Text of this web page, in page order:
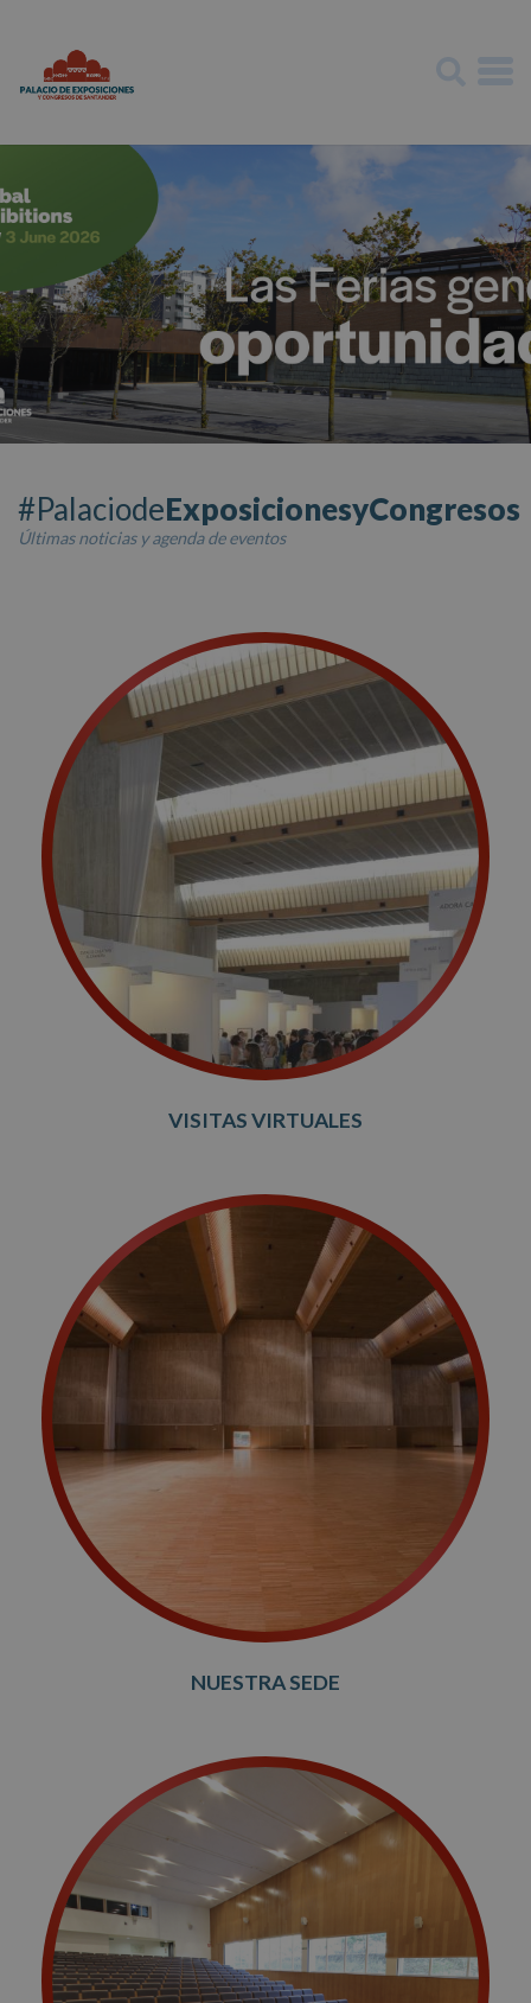
#PalaciodeExposicionesyCongresos
Últimas noticias y agenda de eventos
VISITAS VIRTUALES
NUESTRA SEDE